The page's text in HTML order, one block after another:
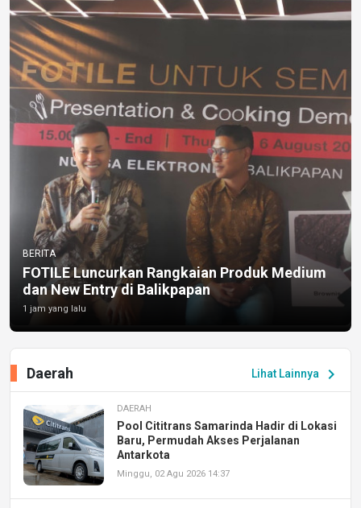
BERITA
FOTILE Luncurkan Rangkaian Produk Medium
dan New Entry di Balikpapan
1 jam yang lalu
Lihat Lainnya chevron_right
Daerah
DAERAH
Pool Cititrans Samarinda Hadir di Lokasi
Baru, Permudah Akses Perjalanan
Antarkota
Minggu, 02 Agu 2026 14:37